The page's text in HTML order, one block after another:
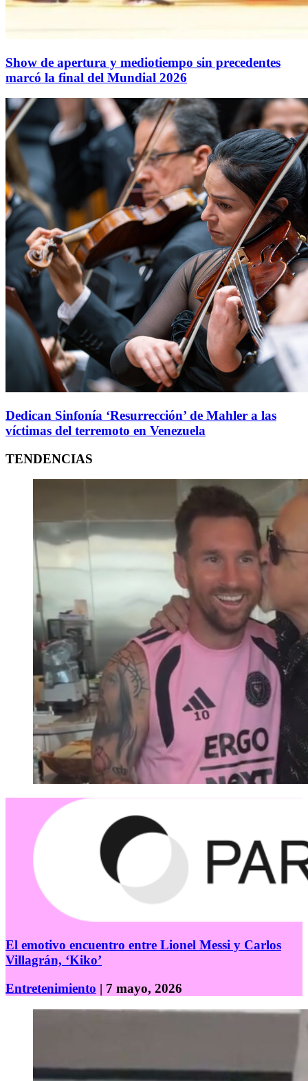
Show de apertura y mediotiempo sin precedentes
marcó la final del Mundial 2026
Dedican Sinfonía ‘Resurrección’ de Mahler a las
víctimas del terremoto en Venezuela
TENDENCIAS
El emotivo encuentro entre Lionel Messi y Carlos
Villagrán, ‘Kiko’
Entretenimiento | 7 mayo, 2026